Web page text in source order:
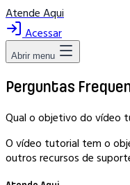
Atende Aqui
Acessar
Abrir menu
Perguntas
Qual o objetivo do vídeo
O vídeo tutorial tem o
outros recursos de